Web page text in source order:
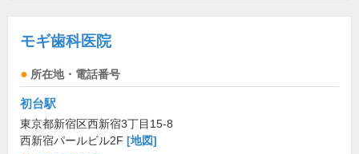
モギ歯科医院
所在地・電話番号
初台駅
東京都新宿区西新宿3丁目15-8
西新宿パールビル2F [地図]